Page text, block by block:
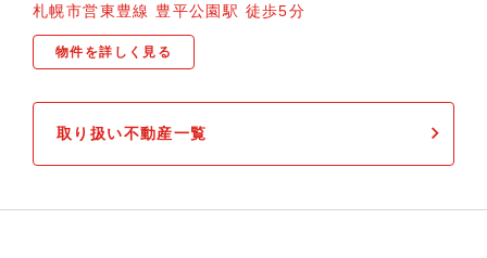
札幌市営東豊線 豊平公園駅 徒歩5分
物件を詳しく見る
取り扱い不動産一覧